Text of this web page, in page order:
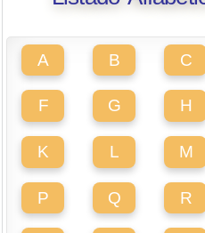
A B C
F G H
K L M
P Q R